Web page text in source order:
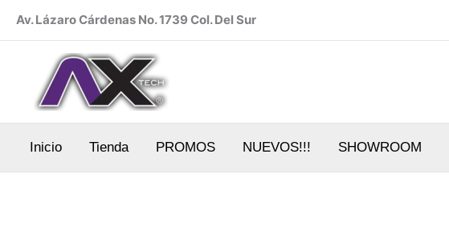
Av. Lázaro Cárdenas No. 1739 Col. Del Sur
Inicio Tienda PROMOS NUEVOS!!! SHOWROOM